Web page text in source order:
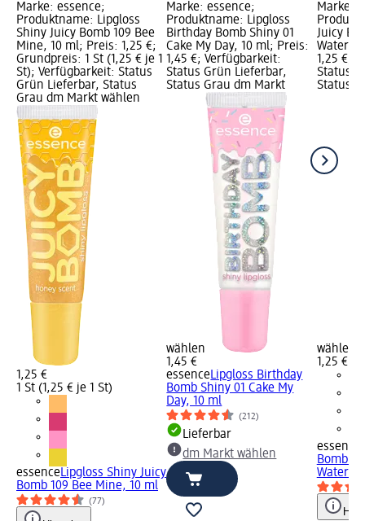
Marke: essence;
Produktname: Lipgloss
Shiny Juicy Bomb 109 Bee
Mine, 10 ml; Preis: 1,25 €;
Grundpreis: 1 St (1,25 € je 1
St); Verfügbarkeit: Status
Grün Lieferbar, Status
Grau dm Markt wählen
1,25 €
1 St (1,25 € je 1 St)
essenceLipgloss Shiny Juicy
Bomb 109 Bee Mine, 10 ml
(77)
Marke: essence;
Produktname: Lipgloss
Birthday Bomb Shiny 01
Cake My Day, 10 ml; Preis:
1,45 €; Verfügbarkeit:
Status Grün Lieferbar,
Status Grau dm Markt
wählen
1,45 €
essenceLipgloss Birthday
Bomb Shiny 01 Cake My
Day, 10 ml
(212)
Lieferbar
dm Markt wählen
Marke:
Juicy
1,25 €;
Status
Status
wählen
1,25 €
essence
Bomb